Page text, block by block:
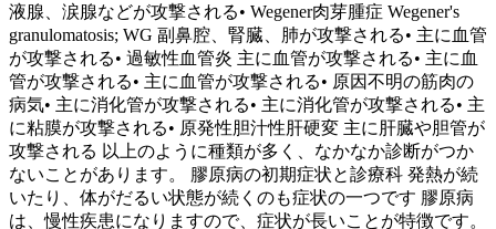
液腺、涙腺などが攻撃される• Wegener肉芽腫症 Wegener's
granulomatosis; WG 副鼻腔、腎臓、肺が攻撃される• 主に血管
が攻撃される• 過敏性血管炎 主に血管が攻撃される• 主に血
管が攻撃される• 主に血管が攻撃される• 原因不明の筋肉の
病気• 主に消化管が攻撃される• 主に消化管が攻撃される• 主
に粘膜が攻撃される• 原発性胆汁性肝硬変 主に肝臓や胆管が
攻撃される 以上のように種類が多く、なかなか診断がつか
ないことがあります。 膠原病の初期症状と診療科 発熱が続
いたり、体がだるい状態が続くのも症状の一つです 膠原病
は、慢性疾患になりますので、症状が長いことが特徴です。